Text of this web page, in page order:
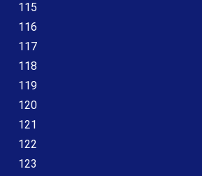
115
116
117
118
119
120
121
122
123